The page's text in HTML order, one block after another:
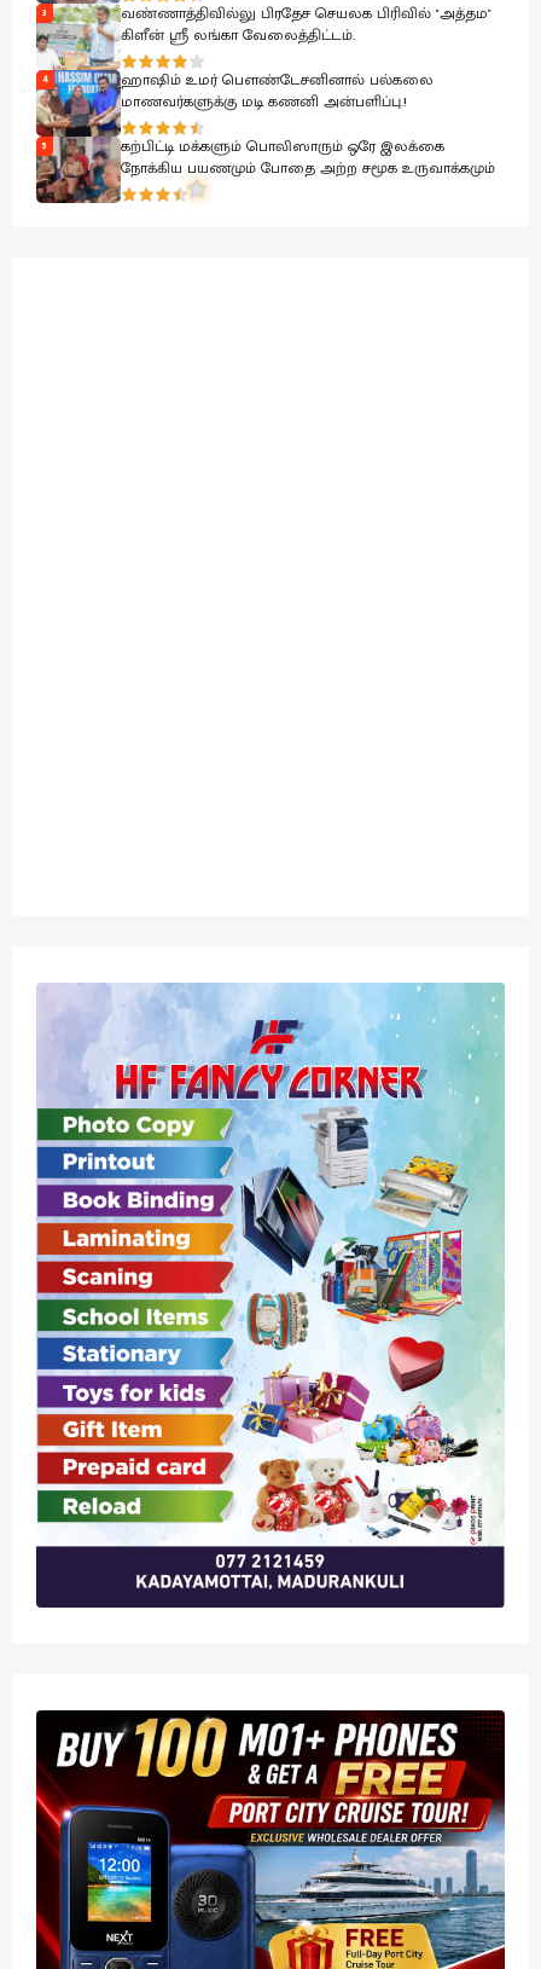
3
வண்ணாத்திவில்லு பிரதேச செயலக பிரிவில் "அத்தம"
கிளீன் ஸ்ரீ லங்கா வேலைத்திட்டம்.
4
ஹாஷிம் உமர் பௌண்டேசனினால் பல்கலை
மாணவர்களுக்கு மடி கணனி அன்பளிப்பு.!
5
கற்பிட்டி மக்களும் பொலிஸாரும் ஒரே இலக்கை
நோக்கிய பயணமும் போதை அற்ற சமூக உருவாக்கமும்